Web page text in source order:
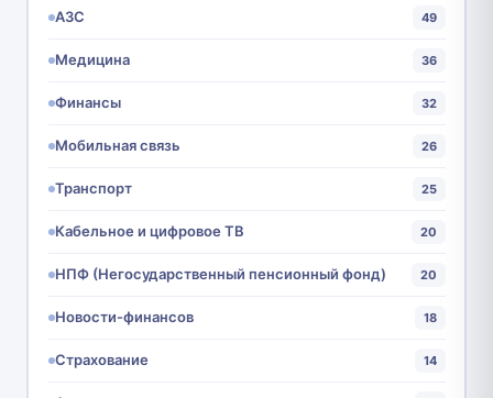
АЗС 49
Медицина 36
Финансы 32
Мобильная связь 26
Транспорт 25
Кабельное и цифровое ТВ 20
НПФ (Негосударственный пенсионный фонд) 20
Новости-финансов 18
Страхование 14